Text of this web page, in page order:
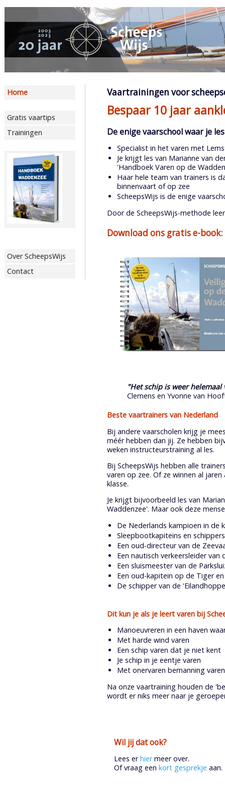
Home
Gratis vaartips
Trainingen
Over ScheepsWijs
Contact
Vaartrainingen voor
Bespaar 10 jaar
De enige vaarschool waar je
Specialist in het varen met
Je krijgt les van Marianne van
'Handboek Varen op de
Haar hele team van trainers is
binnenvaart of op zee
ScheepsWijs is de enige
Door de ScheepsWijs-methode
Download ons gratis e-
"Het schip is weer helemaal
Clemens en Yvonne van
Beste vaartrainers van Nederland
Bij andere vaarscholen krijg je
méér hebben dan jij. Ze hebben
weken instructeurstraining al les.
Bij ScheepsWijs hebben alle
varen op zee. Of ze winnen al
klasse.
Je krijgt bijvoorbeeld les van
Waddenzee'. Maar ook deze
De Nederlands kampioen in de
Sleepbootkapiteins en
Een oud-directeur van de
Een nautisch verkeersleider
Een sluismeester van de
Een oud-kapitein op de Tiger
De schipper van de
Dit kun je als je leert varen bij
Manoeuvreren in een haven
Met harde wind varen
Een schip varen dat je niet kent
Je schip in je eentje varen
Met onervaren bemanning
Na onze vaartraining houden de
wordt er niks meer naar je
Wil jij dat ook?
Lees erhiermeer over.
Of vraag een kort gesprekje aan.